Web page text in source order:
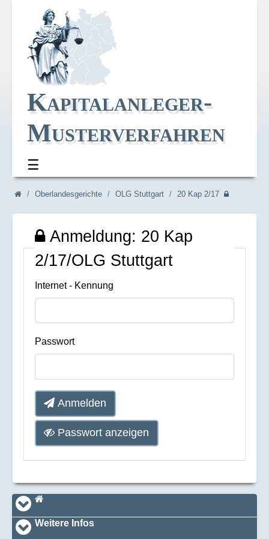
Kapitalanleger-
Musterverfahren
☰
Navi_breadcrum
Oberlandesgerichte OLG Stuttgart 20 Kap 2/17
Anmeldung: 20 Kap
2/17/OLG Stuttgart
Internet - Kennung
Passwort
Anmelden
Passwort anzeigen
Navi_footer
Startseite
Weitere Infos